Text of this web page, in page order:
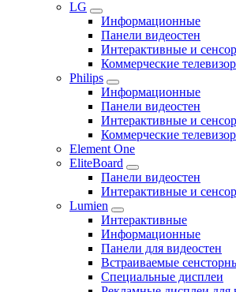
LG
Информационные
Панели видеостен
Интерактивные и
Коммерческие
Philips
Информационные
Панели видеостен
Интерактивные и
Коммерческие
Element One
EliteBoard
Панели видеостен
Интерактивные и
Lumien
Интерактивные
Информационные
Панели для видеостен
Встраиваемые
Специальные дисплеи